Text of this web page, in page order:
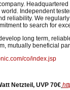
Independent
reliability. We
to search for
long term,
mutually beneficial
co/index.jsp
Netzteil, UVP 70€